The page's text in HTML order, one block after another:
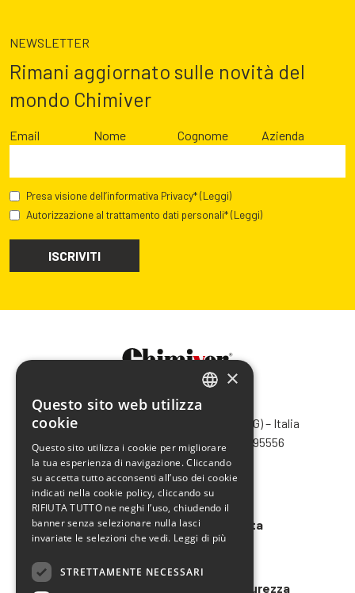
NEWSLETTER
Rimani aggiornato sulle novità del
mondo Chimiver
Email Nome Cognome Azienda
Presa visione dell’informativa Privacy*(Leggi)
Autorizzazione al trattamento dati personali*(Leggi)
CHIMIVER PANSERI S.p.A.
Via Bergamo, 1401 – 24030 Pontida (BG) – Italia
Tel.
+39 035 795031
– Fax +39 035 795556
info@chimiver.com
Faq
Condizioni generali di vendita
Modello 231 e Organigramma Sicurezza
FRENCH
SPANISH
×
Questo sito web utilizza
cookie
Questo sito utilizza i cookie per migliorare
la tua esperienza di navigazione. Cliccando
su accetta tutto acconsenti all’uso dei cookie
indicati nella cookie policy, cliccando su
RIFIUTA TUTTO ne neghi l’uso, chiudendo il
banner senza selezionare nulla lasci
invariate le selezioni che vedi. Leggi di più
STRETTAMENTE NECESSARI